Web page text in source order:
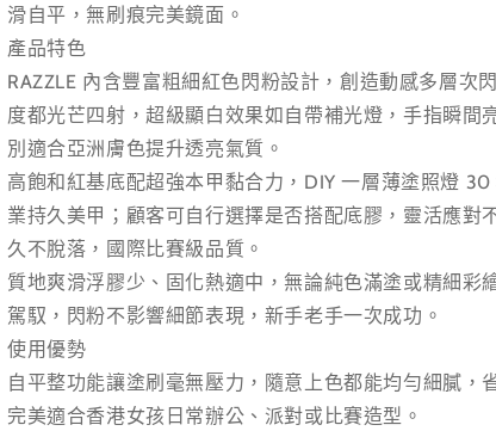
滑自平，無刷痕完美鏡面。
產品特色
RAZZLE 內含豐富粗細紅色閃粉設計，創造動感多層次
度都光芒四射，超級顯白效果如自帶補光燈，手指瞬間
別適合亞洲膚色提升透亮氣質。
高飽和紅基底配超強本甲黏合力，DIY 一層薄塗照燈
業持久美甲；顧客可自行選擇是否搭配底膠，靈活應對
久不脫落，國際比賽級品質。
質地爽滑浮膠少、固化熱適中，無論純色滿塗或精細彩
駕馭，閃粉不影響細節表現，新手老手一次成功。
使用優勢
自平整功能讓塗刷毫無壓力，隨意上色都能均勻細膩，
完美適合香港女孩日常辦公、派對或比賽造型。